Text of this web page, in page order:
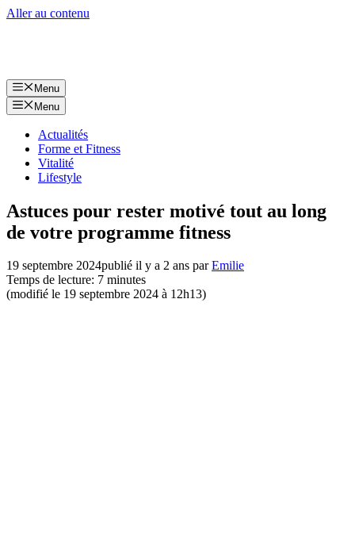
Aller au contenu
Menu
Menu
Actualités
Forme et Fitness
Vitalité
Lifestyle
Astuces pour rester motivé tout au long
de votre programme fitness
19 septembre 2024publié il y a 2 ans parEmilie
Temps de lecture: 7 minutes
(modifié le 19 septembre 2024 à 12h13)